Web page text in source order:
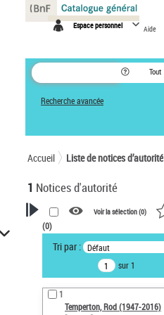
Espace personnel Aide
Tout
Recherche avancée
Accueil Liste de notices d’autorité
1 Notices d'autorité
VOTRE RECHERCHE
Recherche avancée dans les
notices d’autorité
Œuvres liées à l'auteur :
Temperton, Rod (1947-2016)
Voir la sélection (0)
(0)
Tri par : Défaut
sur 1
1
Temperton, Rod (1947-2016)
Panneau de gestion des cookies